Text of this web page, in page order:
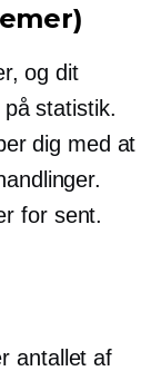
og dit
statistik.
dig med at
for sent.
antallet af